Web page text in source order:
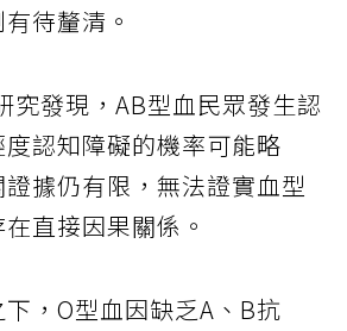
待釐清。
究發現，AB型血民眾發生認
認知障礙的機率可能略
據仍有限，無法證實血型
直接因果關係。
，O型血因缺乏A、B抗